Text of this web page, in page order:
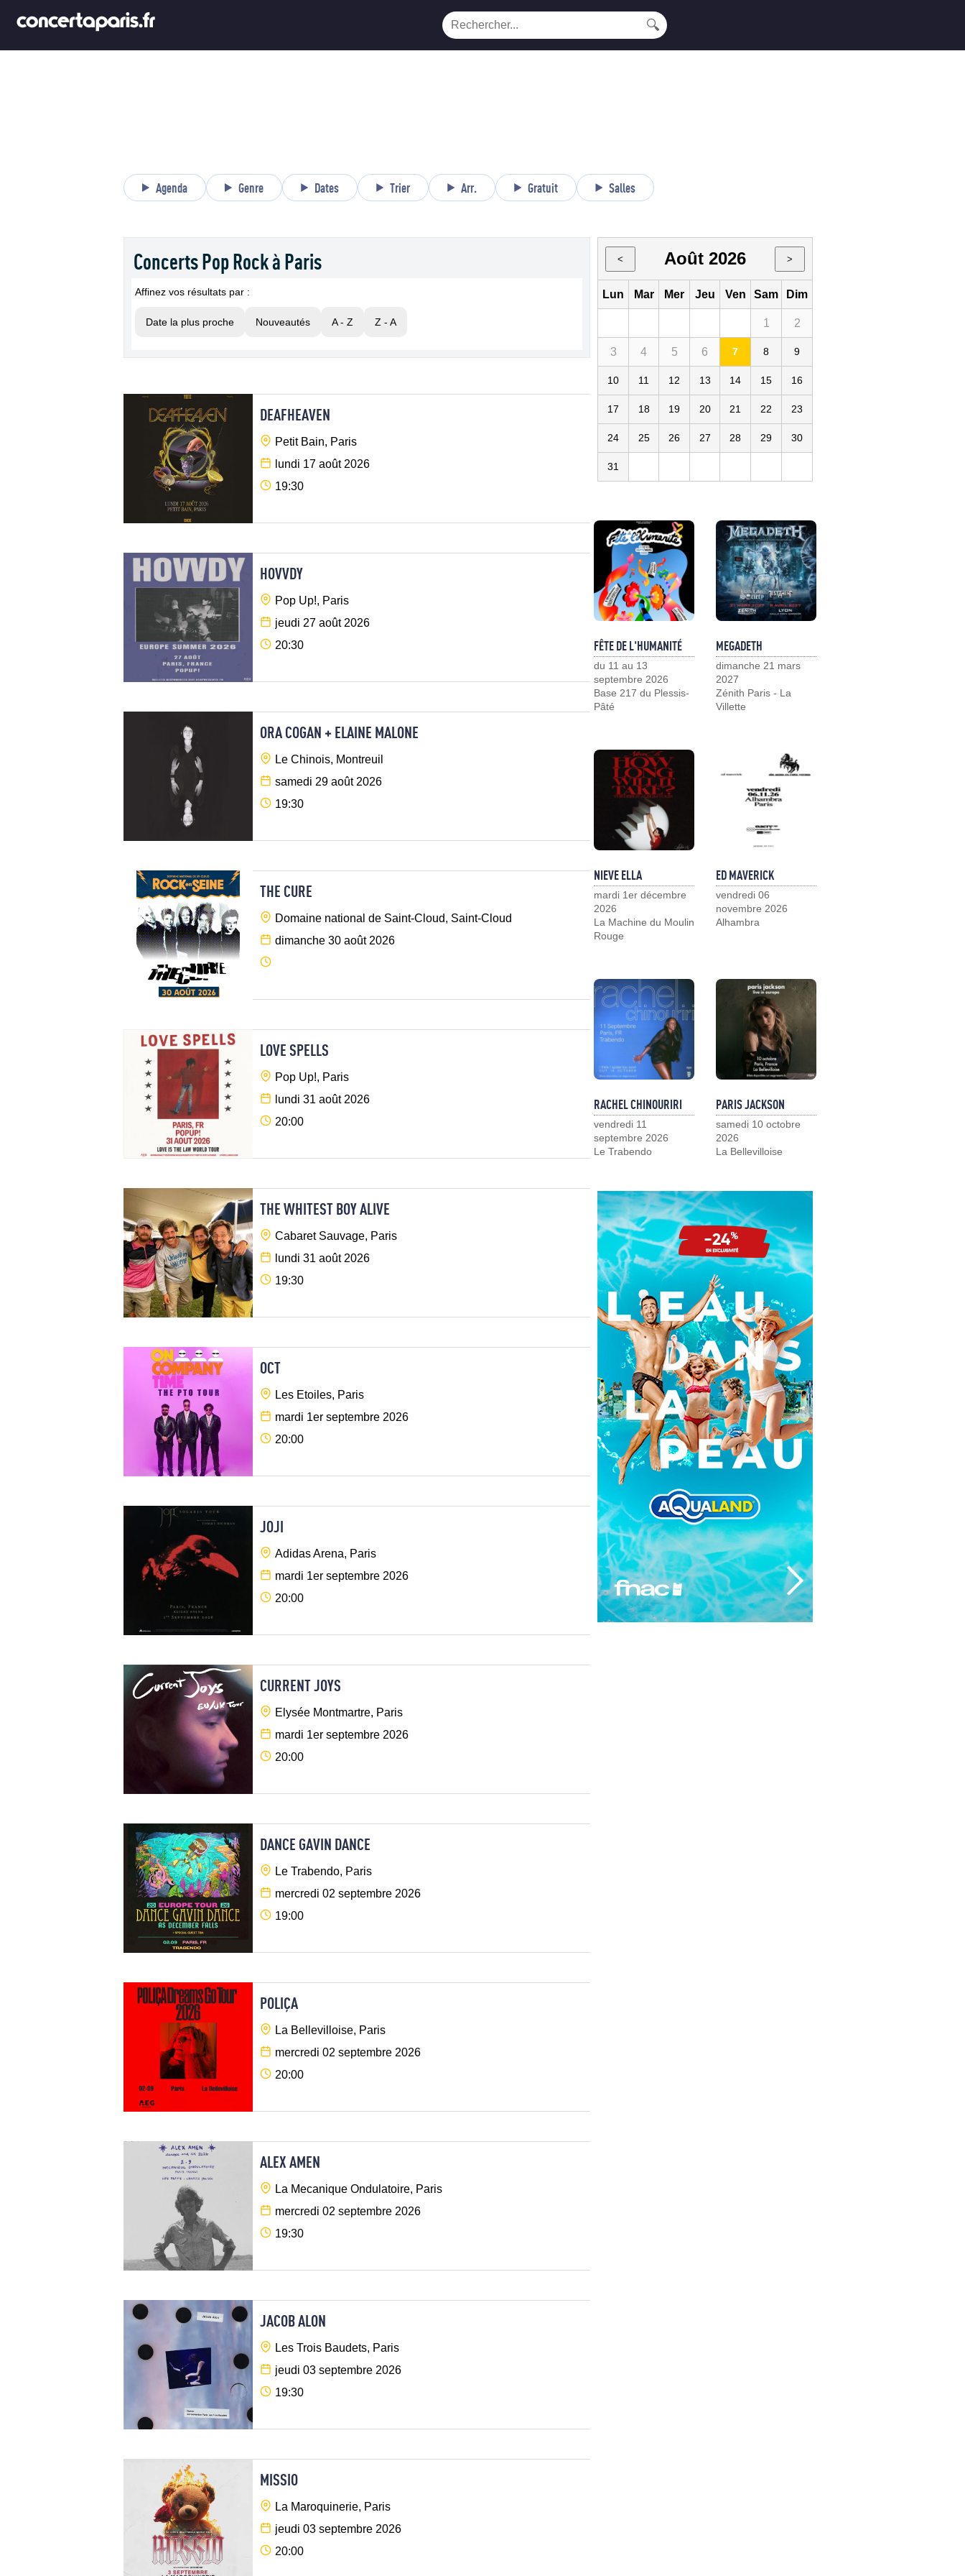
🔍
Agenda Genre Dates Trier Arr. Gratuit Salles
Concerts Pop Rock à Paris
Affinez vos résultats par :
Date la plus proche Nouveautés A - Z Z - A
DEAFHEAVEN
Petit Bain, Paris
lundi 17 août 2026
19:30
HOVVDY
Pop Up!, Paris
jeudi 27 août 2026
20:30
ORA COGAN + ELAINE MALONE
Le Chinois, Montreuil
samedi 29 août 2026
19:30
THE CURE
Domaine national de Saint-Cloud, Saint-Cloud
dimanche 30 août 2026
LOVE SPELLS
Pop Up!, Paris
lundi 31 août 2026
20:00
THE WHITEST BOY ALIVE
Cabaret Sauvage, Paris
lundi 31 août 2026
19:30
OCT
Les Etoiles, Paris
mardi 1er septembre 2026
20:00
JOJI
Adidas Arena, Paris
mardi 1er septembre 2026
20:00
CURRENT JOYS
Elysée Montmartre, Paris
mardi 1er septembre 2026
20:00
DANCE GAVIN DANCE
Le Trabendo, Paris
mercredi 02 septembre 2026
19:00
POLIÇA
La Bellevilloise, Paris
mercredi 02 septembre 2026
20:00
ALEX AMEN
La Mecanique Ondulatoire, Paris
mercredi 02 septembre 2026
19:30
JACOB ALON
Les Trois Baudets, Paris
jeudi 03 septembre 2026
19:30
MISSIO
La Maroquinerie, Paris
jeudi 03 septembre 2026
20:00
< Août 2026 >
Lun Mar Mer Jeu Ven Sam Dim
1 2
3 4 5 6 7 8 9
10 11 12 13 14 15 16
17 18 19 20 21 22 23
24 25 26 27 28 29 30
31
FÊTE DE L'HUMANITÉ
du 11 au 13
septembre 2026
Base 217 du Plessis-
Pâté
MEGADETH
dimanche 21 mars
2027
Zénith Paris - La
Villette
NIEVE ELLA
mardi 1er décembre
2026
La Machine du Moulin
Rouge
ED MAVERICK
vendredi 06
novembre 2026
Alhambra
RACHEL CHINOURIRI
vendredi 11
septembre 2026
Le Trabendo
PARIS JACKSON
samedi 10 octobre
2026
La Bellevilloise